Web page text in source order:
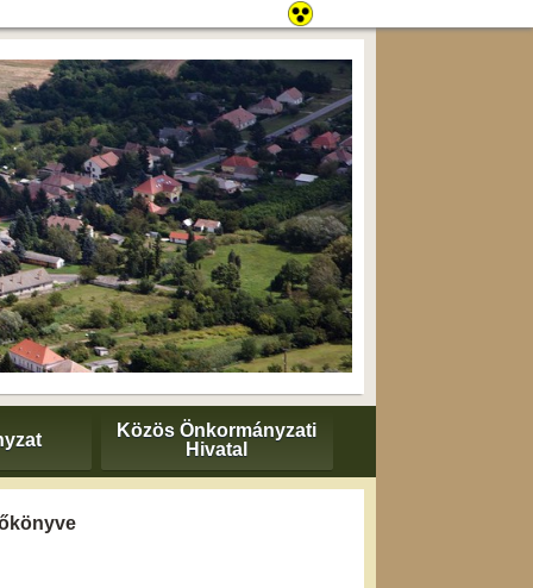
Közös Önkormányzati
Hivatal